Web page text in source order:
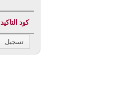
كود التاكيد